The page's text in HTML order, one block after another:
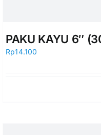
PAKU KAYU 6″
Rp14.100